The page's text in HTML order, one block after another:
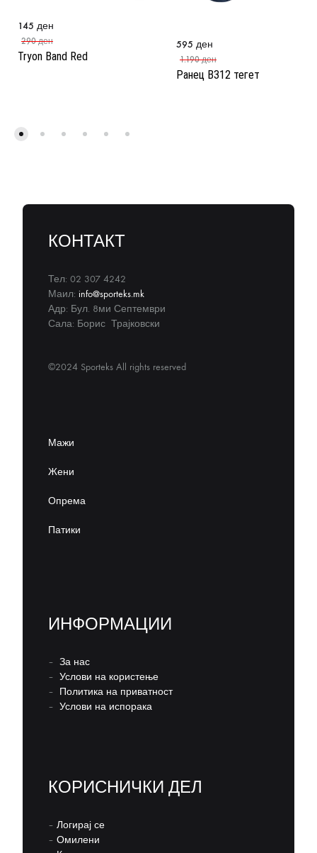
Tryon Band Red
145 ден
290ден
Ранец B312 тегет
595 ден
1.190ден
КОНТАКТ
Тел: 02 307 4242
Маил: info@sporteks.mk
Адр: Бул. 8ми Септември
Сала: Борис Трајковски
©2024 Sporteks All rights reserved
Мажи
Жени
Опрема
Патики
ИНФОРМАЦИИ
– За нас
– Услови на користење
– Политика на приватност
– Услови на испорака
КОРИСНИЧКИ ДЕЛ
– Логирај се
– Омилени